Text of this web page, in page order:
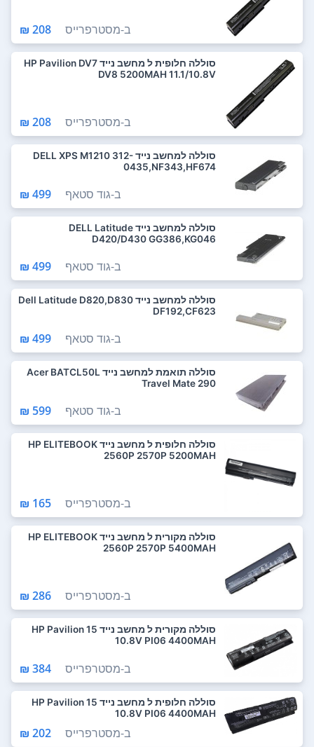
ב-מסטרפרייס 208 ₪
סוללה חלופית ל מחשב נייד HP Pavilion DV7
DV8 5200MAH 11.1/10.8V
ב-מסטרפרייס 208 ₪
סוללה למחשב נייד DELL XPS M1210 312-
0435,NF343,HF674
ב-גוד סטאף 499 ₪
סוללה למחשב נייד DELL Latitude
D420/D430 GG386,KG046
ב-גוד סטאף 499 ₪
סוללה למחשב נייד Dell Latitude D820,D830
DF192,CF623
ב-גוד סטאף 499 ₪
סוללה תואמת למחשב נייד Acer BATCL50L
Travel Mate 290
ב-גוד סטאף 599 ₪
סוללה חלופית ל מחשב נייד HP ELITEBOOK
2560P 2570P 5200MAH
ב-מסטרפרייס 165 ₪
סוללה מקורית ל מחשב נייד HP ELITEBOOK
2560P 2570P 5400MAH
ב-מסטרפרייס 286 ₪
סוללה מקורית ל מחשב נייד HP Pavilion 15
10.8V PI06 4400MAH
ב-מסטרפרייס 384 ₪
סוללה חלופית ל מחשב נייד HP Pavilion 15
10.8V PI06 4400MAH
ב-מסטרפרייס 202 ₪